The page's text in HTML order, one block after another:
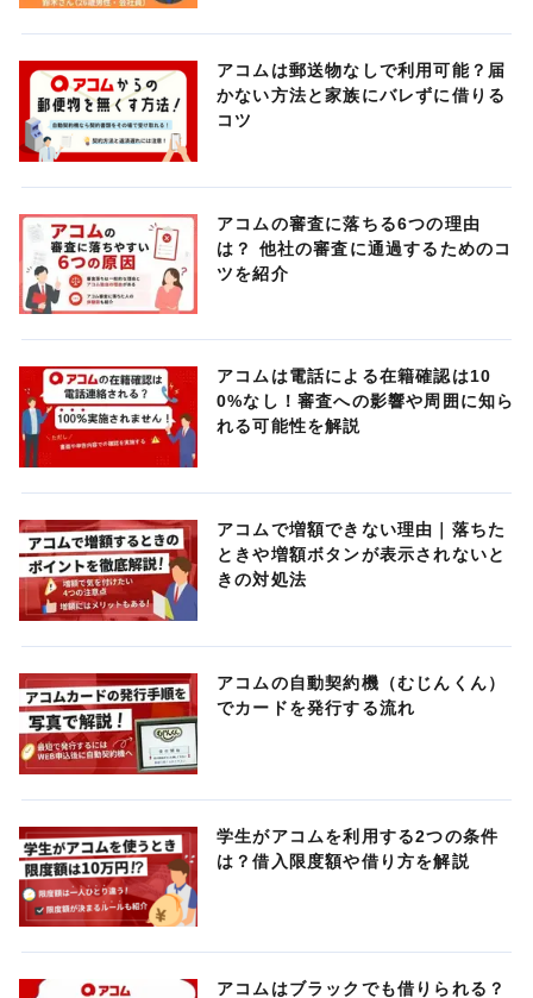
アコムは郵送物なしで利用可能？届
かない方法と家族にバレずに借りる
コツ
アコムの審査に落ちる6つの理由
は？ 他社の審査に通過するためのコ
ツを紹介
アコムは電話による在籍確認は10
0%なし！審査への影響や周囲に知ら
れる可能性を解説
アコムで増額できない理由｜落ちた
ときや増額ボタンが表示されないと
きの対処法
アコムの自動契約機（むじんくん）
でカードを発行する流れ
学生がアコムを利用する2つの条件
は？借入限度額や借り方を解説
アコムはブラックでも借りられる？